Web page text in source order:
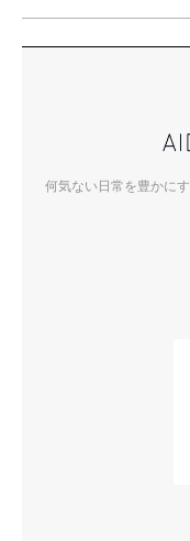
何気ない日常を豊かに